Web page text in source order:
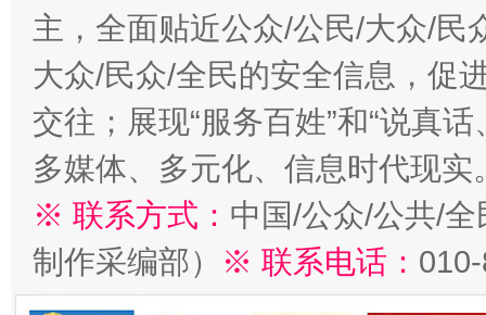
主，全面贴近公众/公民/大众/民
大众/民众/全民的安全信息，促
交往；展现“服务百姓”和“说真
多媒体、多元化、信息时代现实
※ 联系方式： 中国/公众/公共/
制作采编部）
※ 联系电话：